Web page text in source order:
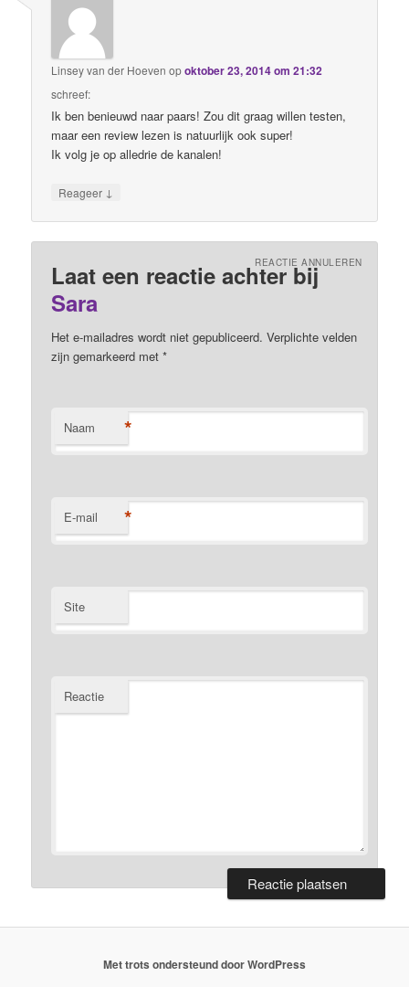
Linsey van der Hoeven opoktober 23, 2014 om 21:32
schreef:
Ik ben benieuwd naar paars! Zou dit graag willen testen,
maar een review lezen is natuurlijk ook super!
Ik volg je op alledrie de kanalen!
Reageer ↓
Laat een reactie achter bij
Sara
REACTIE ANNULEREN
Het e-mailadres wordt niet gepubliceerd. Verplichte velden
zijn gemarkeerd met*
Naam *
E-mail *
Site
Reactie
Met trots ondersteund door WordPress